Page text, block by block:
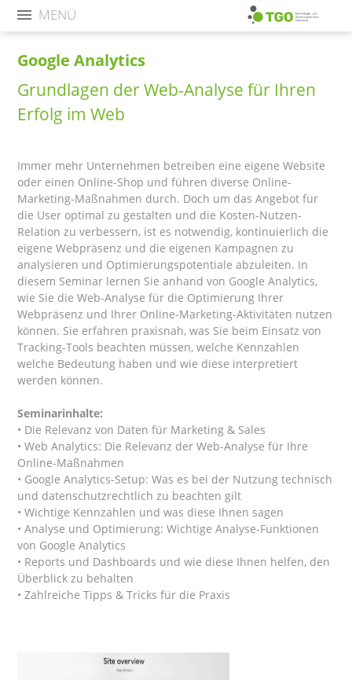
MENÜ
Google Analytics
Grundlagen der Web-Analyse für Ihren
Erfolg im Web
Immer mehr Unternehmen betreiben eine eigene Website
oder einen Online-Shop und führen diverse Online-
Marketing-Maßnahmen durch. Doch um das Angebot für
die User optimal zu gestalten und die Kosten-Nutzen-
Relation zu verbessern, ist es notwendig, kontinuierlich die
eigene Webpräsenz und die eigenen Kampagnen zu
analysieren und Optimierungspotentiale abzuleiten. In
diesem Seminar lernen Sie anhand von Google Analytics,
wie Sie die Web-Analyse für die Optimierung Ihrer
Webpräsenz und Ihrer Online-Marketing-Aktivitäten nutzen
können. Sie erfahren praxisnah, was Sie beim Einsatz von
Tracking-Tools beachten müssen, welche Kennzahlen
welche Bedeutung haben und wie diese interpretiert
werden können.
Seminarinhalte:
• Die Relevanz von Daten für Marketing & Sales
• Web Analytics: Die Relevanz der Web-Analyse für Ihre
Online-Maßnahmen
• Google Analytics-Setup: Was es bei der Nutzung technisch
und datenschutzrechtlich zu beachten gilt
• Wichtige Kennzahlen und was diese Ihnen sagen
• Analyse und Optimierung: Wichtige Analyse-Funktionen
von Google Analytics
• Reports und Dashboards und wie diese Ihnen helfen, den
Überblick zu behalten
• Zahlreiche Tipps & Tricks für die Praxis